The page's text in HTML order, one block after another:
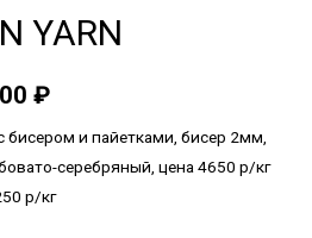
YARN
₽
и пайетками, бисер 2мм,
серебряный, цена 4650 р/кг
р/кг